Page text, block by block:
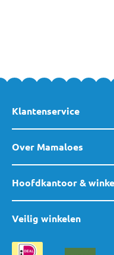
Klantenservice
Over Mamaloes
Hoofdkantoor &
Veilig winkelen